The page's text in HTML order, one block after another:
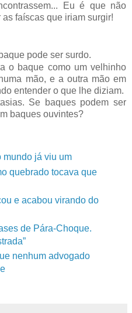
Eu é que não
faíscas que iriam surgir!
pode ser surdo.
o baque como um velhinho
mão, e a outra mão em
entender o que lhe diziam.
Se baques podem ser
baques ouvintes?
mundo já viu um
quebrado tocava que
e acabou virando do
de Pára-Choque.
nenhum advogado